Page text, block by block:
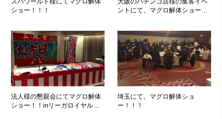
ショー！！！
ントにて、マグロ解体ショー開
法人様の懇親会にてマグロ解体
ショー！！inリーガロイヤルホ
埼玉にて、マグロ解体ショ
ー！！！